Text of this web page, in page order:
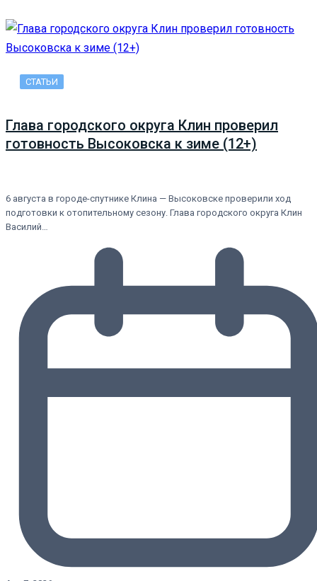
СТАТЬИ
Глава городского округа Клин проверил
готовность Высоковска к зиме (12+)
6 августа в городе-спутнике Клина — Высоковске проверили ход
подготовки к отопительному сезону. Глава городского округа Клин
Василий…